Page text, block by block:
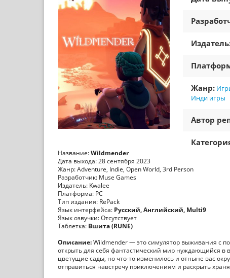
Жанр:
Инди игры
Автор
Название:Wildmender
Дата выхода: 28 сентября 2023
Жанр: Adventure, Indie, Open World, 3rd Person
Разработчик: Muse Games
Издатель: Kwalee
Платформа: PC
Тип издания: RePack
Язык интерфейса: Русский, Английский, Multi9
Язык озвучки: Отсутствует
Таблетка: Вшита (RUNE)
Описание:Wildmender — это симулятор выживания с
открыть для себя фантастический мир нуждающийся
цветущие сады, но что-то изменилось и отныне вас
отправиться навстречу приключениям и раскрыть